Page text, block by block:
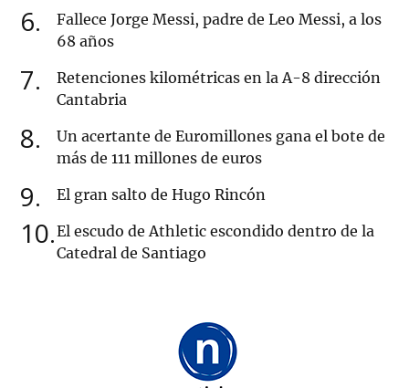
6
Fallece Jorge Messi, padre de Leo Messi, a los
68 años
7
Retenciones kilométricas en la A-8 dirección
Cantabria
8
Un acertante de Euromillones gana el bote de
más de 111 millones de euros
9 El gran salto de Hugo Rincón
10 El escudo de Athletic escondido dentro de la
Catedral de Santiago